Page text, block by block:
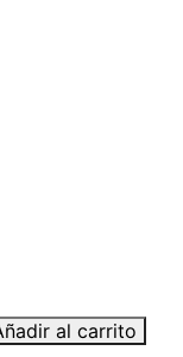
al carrito